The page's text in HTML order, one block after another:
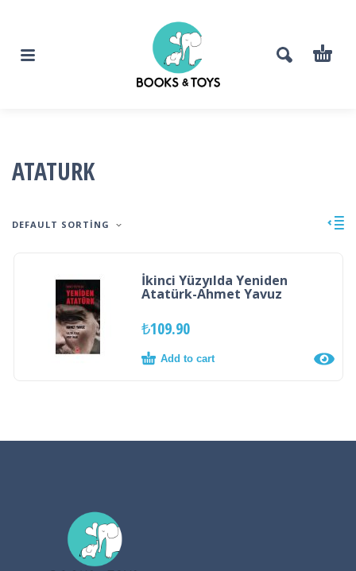
ATATURK
DEFAULT SORTING
İkinci Yüzyılda Yeniden
Atatürk-Ahmet Yavuz
₺109.90
Add to cart